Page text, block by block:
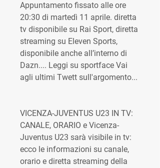
Appuntamento fissato alle ore
20:30 di martedì 11 aprile. diretta
tv disponibile su Rai Sport, diretta
streaming su Eleven Sports,
disponibile anche all’interno di
Dazn.... Leggi su sportface Vai
agli ultimi Twett sull'argomento...
VICENZA-JUVENTUS U23 IN TV:
CANALE, ORARIO e Vicenza-
Juventus U23 sarà visibile in tv:
ecco le informazioni su canale,
orario e diretta streaming della